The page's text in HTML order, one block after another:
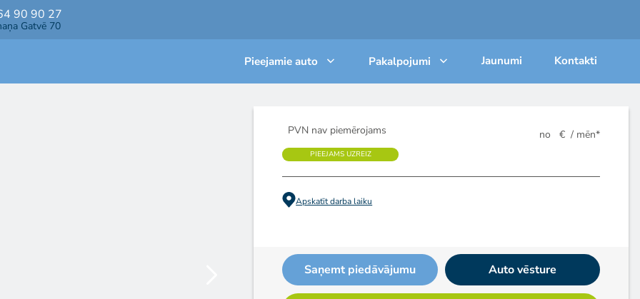
90 90 27
Gatvē 70
Pieejamie auto Pakalpojumi Jaunumi Kontakti
PVN nav piemērojams no € / mēn*
PIEEJAMS UZREIZ
Apskatīt darba laiku
Saņemt piedāvājumu Auto vēsture